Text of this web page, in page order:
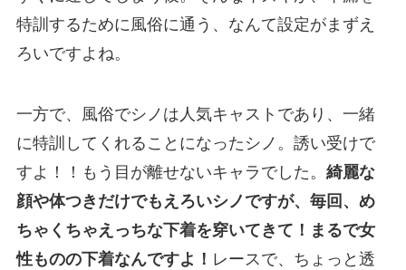
特訓するために風俗に通う、なんて設定がまずえ
ろいですよね。
一方で、風俗でシノは人気キャストであり、一緒
に特訓してくれることになったシノ。誘い受けで
すよ！！もう目が離せないキャラでした。 綺麗な
顔や体つきだけでもえろいシノですが、毎回、め
ちゃくちゃえっちな下着を穿いてきて！まるで女
性ものの下着なんですよ！ レースで、ちょっと透